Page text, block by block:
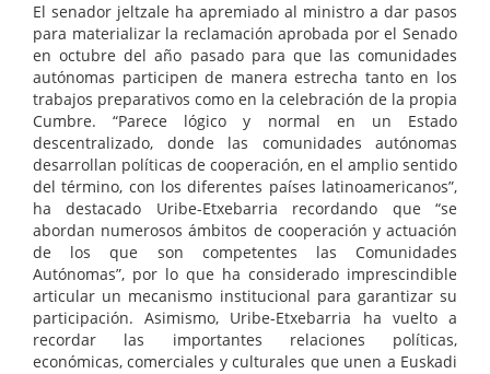
El senador jeltzale ha apremiado al ministro a dar pasos
para materializar la reclamación aprobada por el Senado
en octubre del año pasado para que las comunidades
autónomas participen de manera estrecha tanto en los
trabajos preparativos como en la celebración de la propia
Cumbre. “Parece lógico y normal en un Estado
descentralizado, donde las comunidades autónomas
desarrollan políticas de cooperación, en el amplio sentido
del término, con los diferentes países latinoamericanos”,
ha destacado Uribe-Etxebarria recordando que “se
abordan numerosos ámbitos de cooperación y actuación
de los que son competentes las Comunidades
Autónomas”, por lo que ha considerado imprescindible
articular un mecanismo institucional para garantizar su
participación. Asimismo, Uribe-Etxebarria ha vuelto a
recordar las importantes relaciones políticas,
económicas, comerciales y culturales que unen a Euskadi